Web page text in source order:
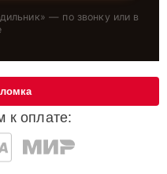
» — по звонку или в
к оплате: